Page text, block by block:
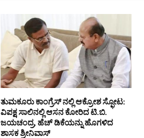
ತುಮಕೂರು ಕಾಂಗ್ರೆಸ್ ನಲ್ಲಿ ಆಕ್ರೋಶ ಸ್ಫೋಟ:
ವಿಪಕ್ಷ ಸಾಲಿನಲ್ಲಿ ಆಸನ ಕೋರಿದ ಟಿ.ಬಿ.
ಜಯಚಂದ್ರ, ಹೆಚ್ ಡಿಕೆಯನ್ನು ಹೊಗಳಿದ
ಶಾಸಕ ಶ್ರೀನಿವಾಸ್